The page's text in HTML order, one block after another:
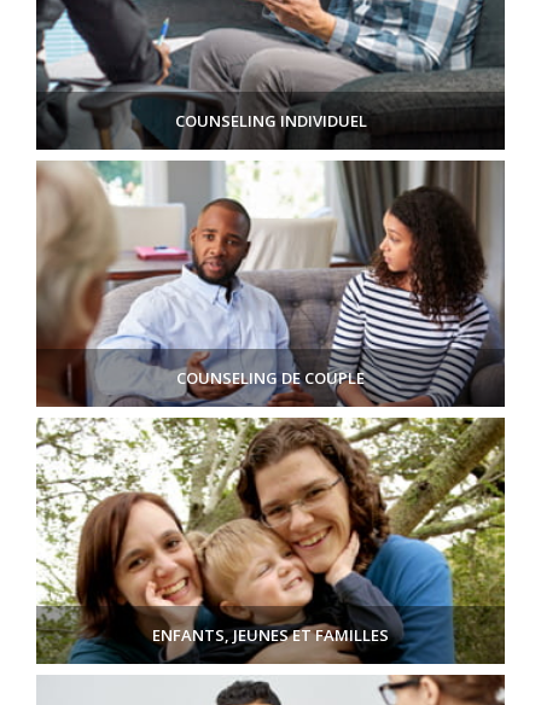
COUNSELING INDIVIDUEL
COUNSELING DE COUPLE
ENFANTS, JEUNES ET FAMILLES